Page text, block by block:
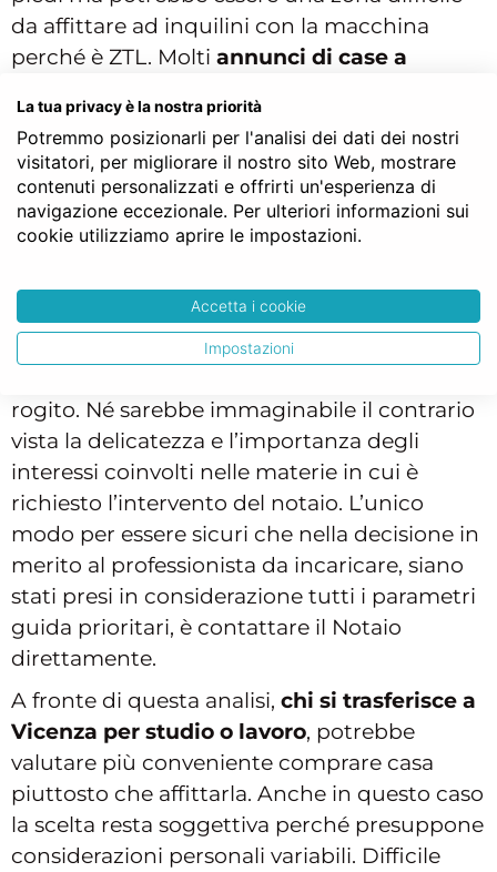
da affittare ad inquilini con la macchina
perché è ZTL. Molti annunci di case a
Bortolo/San Paolo, Borgo Berga, Pio X, San
Lazzaro/Pomari, Sant'Andrea, Ferrovieri e
San Felice.
Ad ogni modo appare opportuno specificare
che la scelta del notaio è sempre libera e non
vincolata. E’ la parte che ne sostiene la spesa,
nel caso di compravendita quindi
tendenzialmente il futuro acquirente, a
rogito. Né sarebbe immaginabile il contrario
vista la delicatezza e l’importanza degli
interessi coinvolti nelle materie in cui è
richiesto l’intervento del notaio. L’unico
modo per essere sicuri che nella decisione in
merito al professionista da incaricare, siano
stati presi in considerazione tutti i parametri
guida prioritari, è contattare il Notaio
direttamente.
A fronte di questa analisi, chi si trasferisce a
Vicenza per studio o lavoro, potrebbe
valutare più conveniente comprare casa
piuttosto che affittarla. Anche in questo caso
la scelta resta soggettiva perché presuppone
considerazioni personali variabili. Difficile
La tua privacy è la nostra priorità
Potremmo posizionarli per l'analisi dei dati dei nostri
visitatori, per migliorare il nostro sito Web, mostrare
contenuti personalizzati e offrirti un'esperienza di
navigazione eccezionale. Per ulteriori informazioni sui
cookie utilizziamo aprire le impostazioni.
Accetta i cookie
Impostazioni